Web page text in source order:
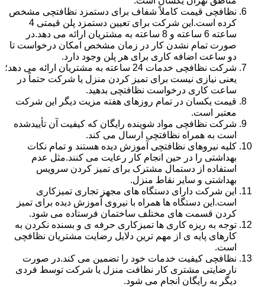
نظافچی قیمت کاملاً شفاف برای دستمزد نظافتچی مشخص
کرده است.این شرکت برای تعیین دستمزد پلن قیمتی 4
ساعته 6 ساعته و 8 ساعته به مشتریان ارائه می دهد.در
صورت تمام نشدن کار در زمان مشخص امکان درخواست تا
دو ساعت اضافه کاری برای هر پلن وجود دارد.
شرکت نظافچی خدمات 24 ساعته به مشتریان ارائه می دهد؛
یعنی نیازی نیست برای تمیز کردن منزل یا شرکت حتماً در
ساعت کاری درخواست نظافتچی بدهید.
قیمت یکسان در تمام روزهای هفته مزیت دیگر این شرکت
معتبر است.
شرکت نظافچی مواد شوینده رایگان که کیفیت آن تأییدشده
است به همراه نظافتچی ارسال می کند.
کلیه نیروهای نظافتچی آموزش دیده هستند و تمام نکات
بهداشتی را در حین انجام کار رعایت می کنند.مثل عدم
استفاده از دستمال مشترک برای تمیز کردن سرویس
بهداشتی و سایر نقاط منزل.
این شرکت دارای دستگاه های مجهز تجاری تمیزکاری
است.این دستگاه ها همراه با نیروی آموزش دیده برای تمیز
کردن قسمت های مختلف ساختمان فرستاده می شود.
توجه به ریزه کاری ها تمیزکاری حرفه ی و بسنده نکردن به
کارهای پایه ی از مهم ترین دلایل رضایت مشتریان نظافچی
است.
نظافچی کیفیت خدمات خود را تضمین می کند.در صورت
نارضایتی مشتری کار نظافت منزل یا شرکت توسط فردی
دیگر به رایگان انجام می شود.